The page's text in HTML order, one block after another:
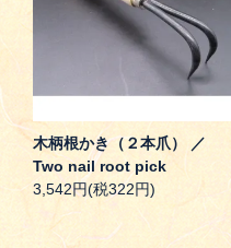
木柄根かき（２本爪） ／
Two nail root pick
3,542円(税322円)